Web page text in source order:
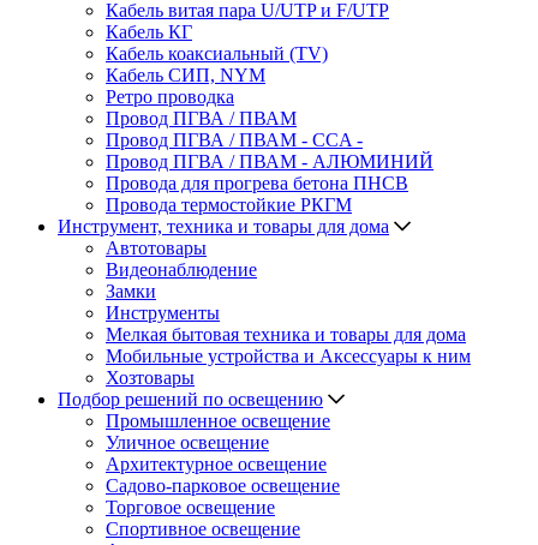
Кабель витая пара U/UTP и F/UTP
Кабель КГ
Кабель коаксиальный (TV)
Кабель СИП, NYM
Ретро проводка
Провод ПГВА / ПВАМ
Провод ПГВА / ПВАМ - CCA -
Провод ПГВА / ПВАМ - АЛЮМИНИЙ
Провода для прогрева бетона ПНСВ
Провода термостойкие РКГМ
Инструмент, техника и товары для дома
Автотовары
Видеонаблюдение
Замки
Инструменты
Мелкая бытовая техника и товары для дома
Мобильные устройства и Аксессуары к ним
Хозтовары
Подбор решений по освещению
Промышленное освещение
Уличное освещение
Архитектурное освещение
Садово-парковое освещение
Торговое освещение
Спортивное освещение